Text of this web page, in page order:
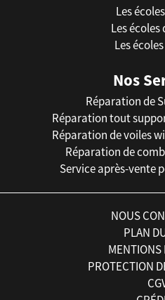
Les
Les écoles
Les
Nos
Réparation de
Réparation tout
Réparation de voiles
Réparation de
Service après-vente
NOUS
PLAN
MENTIONS
PROTECTION